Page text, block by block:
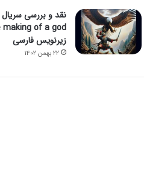
زیرنویس فارسی
۲۲ بهمن ۱۴۰۲